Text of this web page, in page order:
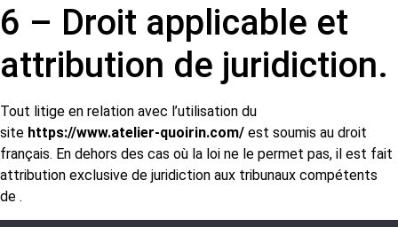
6 – Droit applicable et
attribution de juridiction.
Tout litige en relation avec l’utilisation du
site https://www.atelier-quoirin.com/ est soumis au droit
français. En dehors des cas où la loi ne le permet pas, il est fait
attribution exclusive de juridiction aux tribunaux compétents
de .